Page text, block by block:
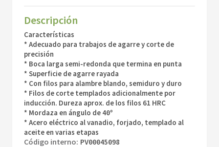
Descripción
Características
* Adecuado para trabajos de agarre y corte de
precisión
* Boca larga semi-redonda que termina en punta
* Superficie de agarre rayada
* Con filos para alambre blando, semiduro y duro
* Filos de corte templados adicionalmente por
inducción. Dureza aprox. de los filos 61 HRC
* Mordaza en ángulo de 40º
* Acero eléctrico al vanadio, forjado, templado al
aceite en varias etapas
Código interno: PV00045098